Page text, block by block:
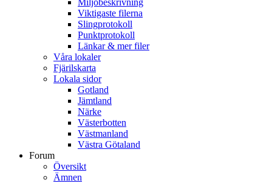
Viktigaste filerna
Slingprotokoll
Punktprotokoll
Länkar & mer filer
Våra lokaler
Fjärilskarta
Lokala sidor
Gotland
Jämtland
Närke
Västerbotten
Västmanland
Västra Götaland
Forum
Översikt
Ämnen